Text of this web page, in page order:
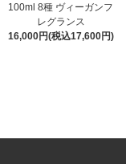
100ml 8種 ヴィーガンフ
レグランス
16,000円(税込17,600円)